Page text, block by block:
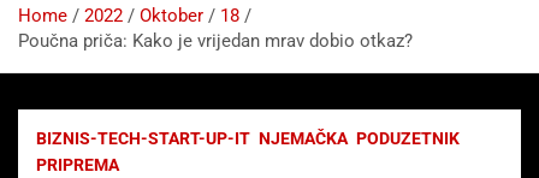
Home 2022 Oktober
18
Poučna priča: Kako je vrijedan mrav dobio otkaz?
BIZNIS-TECH-START-UP-IT NJEMAČKA PODUZETNIK
PRIPREMA